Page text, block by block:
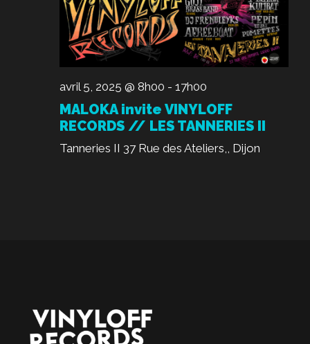
avril 5, 2025 @ 8h00 - 17h00
MALOKA invite VINYLOFF
RECORDS // LES TANNERIES II
Tanneries II 37 Rue des Ateliers,, Dijon